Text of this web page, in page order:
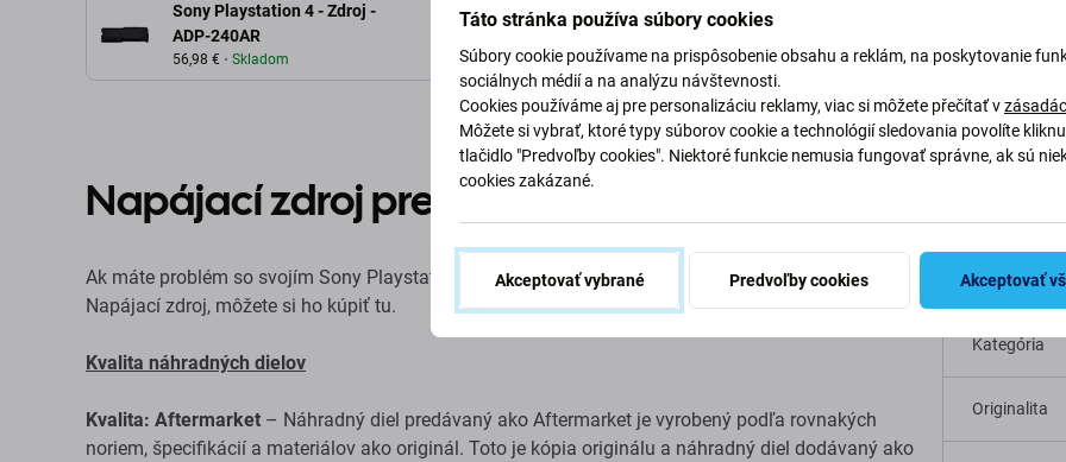
Sony Playstation 4 - Zdroj -
ADP-240AR
56,98 € Skladom
Popis a špecifikácia
Napájací zdroj pre Sony Playstation 4
Ak máte problém so svojím Sony Playstation 4 a potrebujete náhradný diel z kategórie Náhradné diely:
Napájací zdroj, môžete si ho kúpiť tu.
Kvalita náhradných dielov
Kvalita: Aftermarket – Náhradný diel predávaný ako Aftermarket je vyrobený podľa rovnakých
noriem, špecifikácií a materiálov ako originál. Toto je kópia originálu a náhradný diel dodávaný ako
Typ
Kategória
Originalita
Táto stránka používa súbory cookies
Súbory cookie používame na prispôsobenie obsahu a reklám, na poskytovanie
sociálnych médií a na analýzu návštevnosti.
Cookies používáme aj pre personalizáciu reklamy, viac si môžete přečítať v
Môžete si vybrať, ktoré typy súborov cookie a technológií sledovania povolíte
tlačidlo "Predvoľby cookies". Niektoré funkcie nemusia fungovať správne, ak sú
cookies zakázané.
Akceptovať vybrané Predvoľby cookies Akceptovať